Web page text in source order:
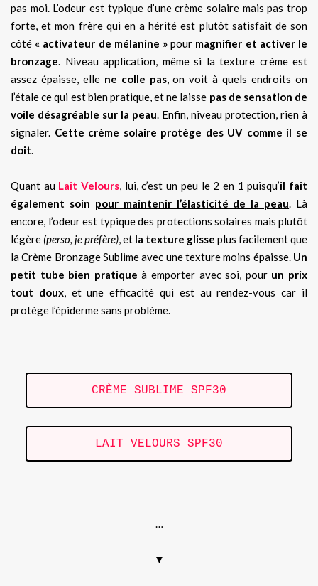
pas moi. L’odeur est typique d’une crème solaire mais pas trop
forte, et mon frère qui en a hérité est plutôt satisfait de son
côté « activateur de mélanine » pour magnifier et activer le
bronzage. Niveau application, même si la texture crème est
assez épaisse, elle ne colle pas, on voit à quels endroits on
l’étale ce qui est bien pratique, et ne laisse pas de sensation de
voile désagréable sur la peau. Enfin, niveau protection, rien à
signaler. Cette crème solaire protège des UV comme il se
doit.
Quant au Lait Velours, lui, c’est un peu le 2 en 1 puisqu’il fait
également soin pour maintenir l’élasticité de la peau. Là
encore, l’odeur est typique des protections solaires mais plutôt
légère (perso, je préfère), et la texture glisse plus facilement que
la Crème Bronzage Sublime avec une texture moins épaisse. Un
petit tube bien pratique à emporter avec soi, pour un prix
tout doux, et une efficacité qui est au rendez-vous car il
protège l’épiderme sans problème.
CRÈME SUBLIME SPF30
LAIT VELOURS SPF30
…
▼